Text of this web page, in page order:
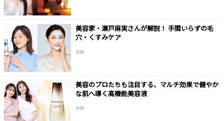
美容家・瀬戸麻実さんが解説！ 手間いらずの毛
穴・くすみケア
(PR)
美容のプロたちも注目する、マルチ効果で健やか
な肌へ導く高機能美容液
(PR)